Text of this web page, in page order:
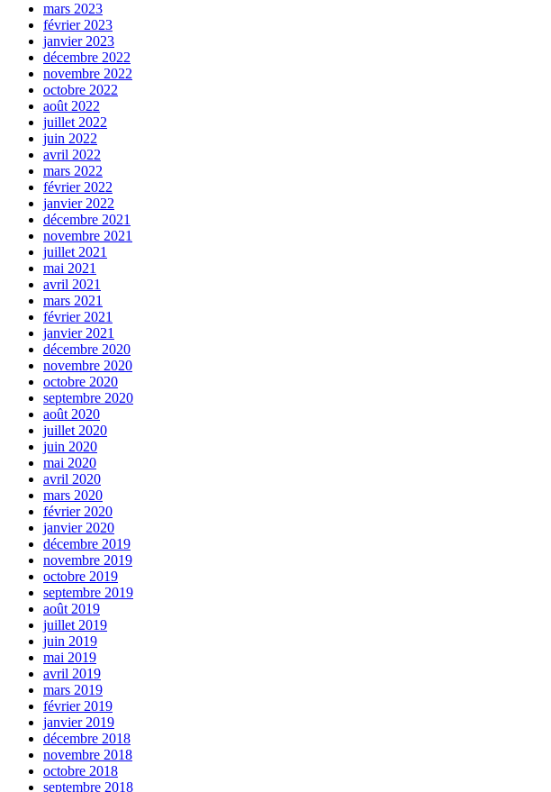
mars 2023
février 2023
janvier 2023
décembre 2022
novembre 2022
octobre 2022
août 2022
juillet 2022
juin 2022
avril 2022
mars 2022
février 2022
janvier 2022
décembre 2021
novembre 2021
juillet 2021
mai 2021
avril 2021
mars 2021
février 2021
janvier 2021
décembre 2020
novembre 2020
octobre 2020
septembre 2020
août 2020
juillet 2020
juin 2020
mai 2020
avril 2020
mars 2020
février 2020
janvier 2020
décembre 2019
novembre 2019
octobre 2019
septembre 2019
août 2019
juillet 2019
juin 2019
mai 2019
avril 2019
mars 2019
février 2019
janvier 2019
décembre 2018
novembre 2018
octobre 2018
septembre 2018